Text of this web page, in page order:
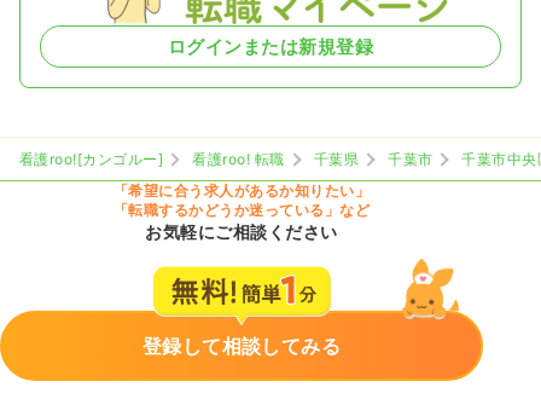
ログインまたは新規登録
看護roo![カンゴルー] 看護roo! 転職 千葉県 千葉市
千葉市中央
「希望に合う求人があるか知りたい」
「転職するかどうか迷っている」など
お気軽にご相談ください
登録して相談してみる